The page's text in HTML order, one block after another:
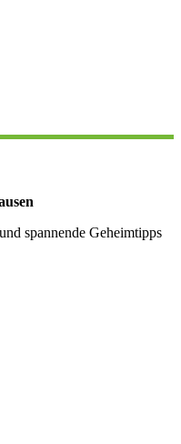
spannende Geheimtipps